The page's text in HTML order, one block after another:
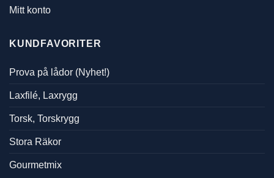
Mitt konto
KUNDFAVORITER
Prova på lådor (Nyhet!)
Laxfilé, Laxrygg
Torsk, Torskrygg
Stora Räkor
Gourmetmix